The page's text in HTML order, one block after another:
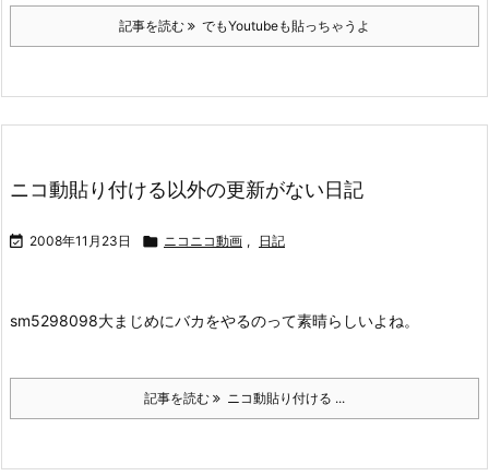
記事を読む でもYoutubeも貼っちゃうよ
ニコ動貼り付ける以外の更新がない日記
 2008年11月23日  ニコニコ動画 , 日記
sm5298098大まじめにバカをやるのって素晴らしいよね。
記事を読む ニコ動貼り付ける ...